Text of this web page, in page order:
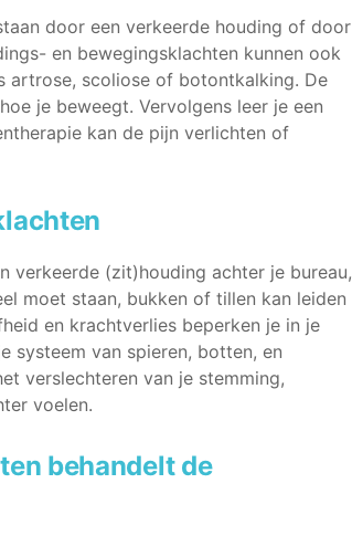
door een verkeerde houding of door
en bewegingsklachten kunnen ook
artrose, scoliose of botontkalking. De
je beweegt. Vervolgens leer je een
kan de pijn verlichten of
verkeerde (zit)houding achter je bureau,
moet staan, bukken of tillen kan leiden
en krachtverlies beperken je in je
systeem van spieren, botten, en
verslechteren van je stemming,
voelen.
behandelt de